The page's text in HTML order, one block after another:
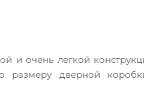
и очень легкой
размеру дверной